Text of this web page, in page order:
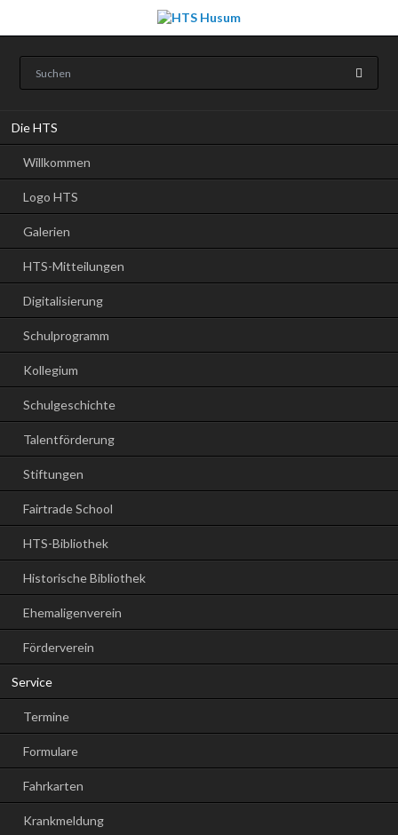
überspringen
Die HTS
Willkommen
Logo HTS
Galerien
HTS-Mitteilungen
Digitalisierung
Schulprogramm
Kollegium
Schulgeschichte
Talentförderung
Stiftungen
Fairtrade School
HTS-Bibliothek
Historische Bibliothek
Ehemaligenverein
Förderverein
Service
Termine
Formulare
Fahrkarten
Krankmeldung